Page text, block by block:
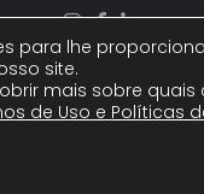
& COR INDUSTRIA
00 | Todos os direitos,
para lhe
site.
mais sobre quais
de Uso e Políticas